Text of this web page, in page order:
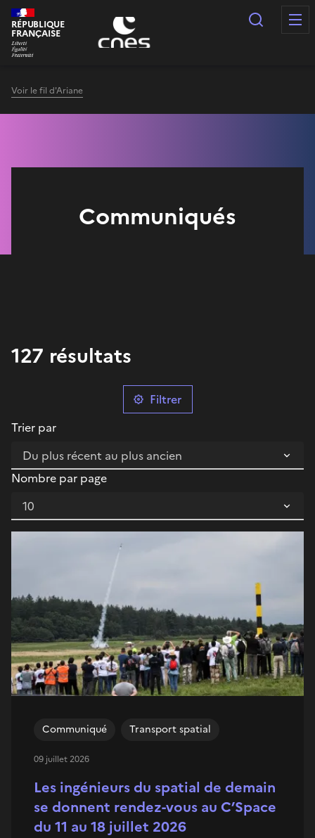
Panneau de gestion des cookies
RÉPUBLIQUE
FRANÇAISE
Voir le fil d'Ariane
Communiqués
127 résultats
Filtrer
Trier par
Nombre par page
Les ingénieurs du spatial de demain
se donnent rendez-vous au C’Space
du 11 au 18 juillet 2026
Communiqué Transport spatial
09 juillet 2026